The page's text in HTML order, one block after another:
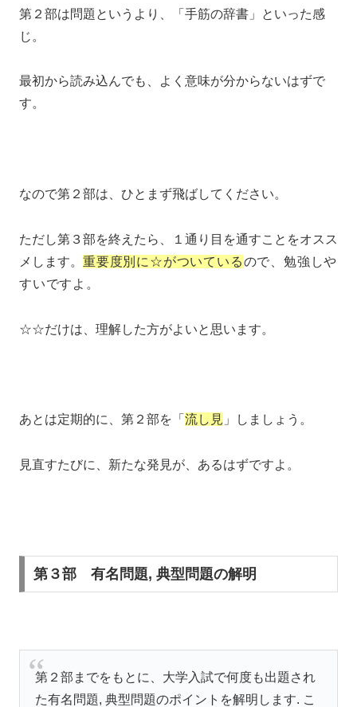
第２部は問題というより、「手筋の辞書」といった感
じ。
最初から読み込んでも、よく意味が分からないはずで
す。
なので第２部は、ひとまず飛ばしてください。
ただし第３部を終えたら、１通り目を通すことをオスス
メします。 重要度別に☆がついているので、勉強しや
すいですよ。
☆☆だけは、理解した方がよいと思います。
あとは定期的に、第２部を「 流し見 」しましょう。
見直すたびに、新たな発見が、あるはずですよ。
第３部 有名問題, 典型問題の解明
第２部までをもとに、大学入試で何度も出題され
た有名問題, 典型問題のポイントを解明します. こ